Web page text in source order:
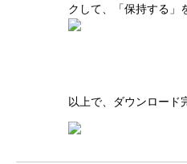
クして、「保持する」
以上で、ダウンロード